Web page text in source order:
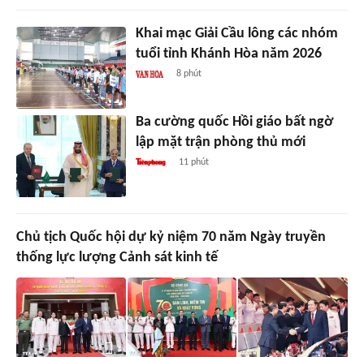
Khai mạc Giải Cầu lông các nhóm
tuổi tỉnh Khánh Hòa năm 2026
8 phút
Ba cường quốc Hồi giáo bất ngờ
lập mặt trận phòng thủ mới
11 phút
Chủ tịch Quốc hội dự kỷ niệm 70 năm Ngày truyền
thống lực lượng Cảnh sát kinh tế